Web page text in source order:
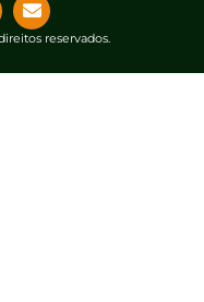
reservados.